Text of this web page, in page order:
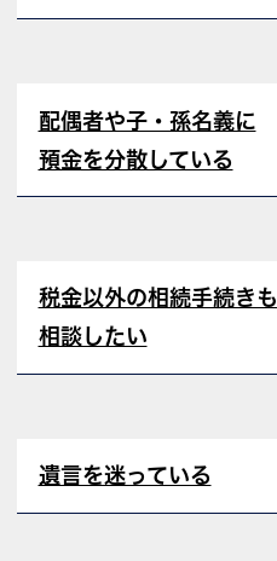
配偶者や子・孫名義に
預金を分散している
税金以外の相続手続きも
相談したい
遺言を迷っている